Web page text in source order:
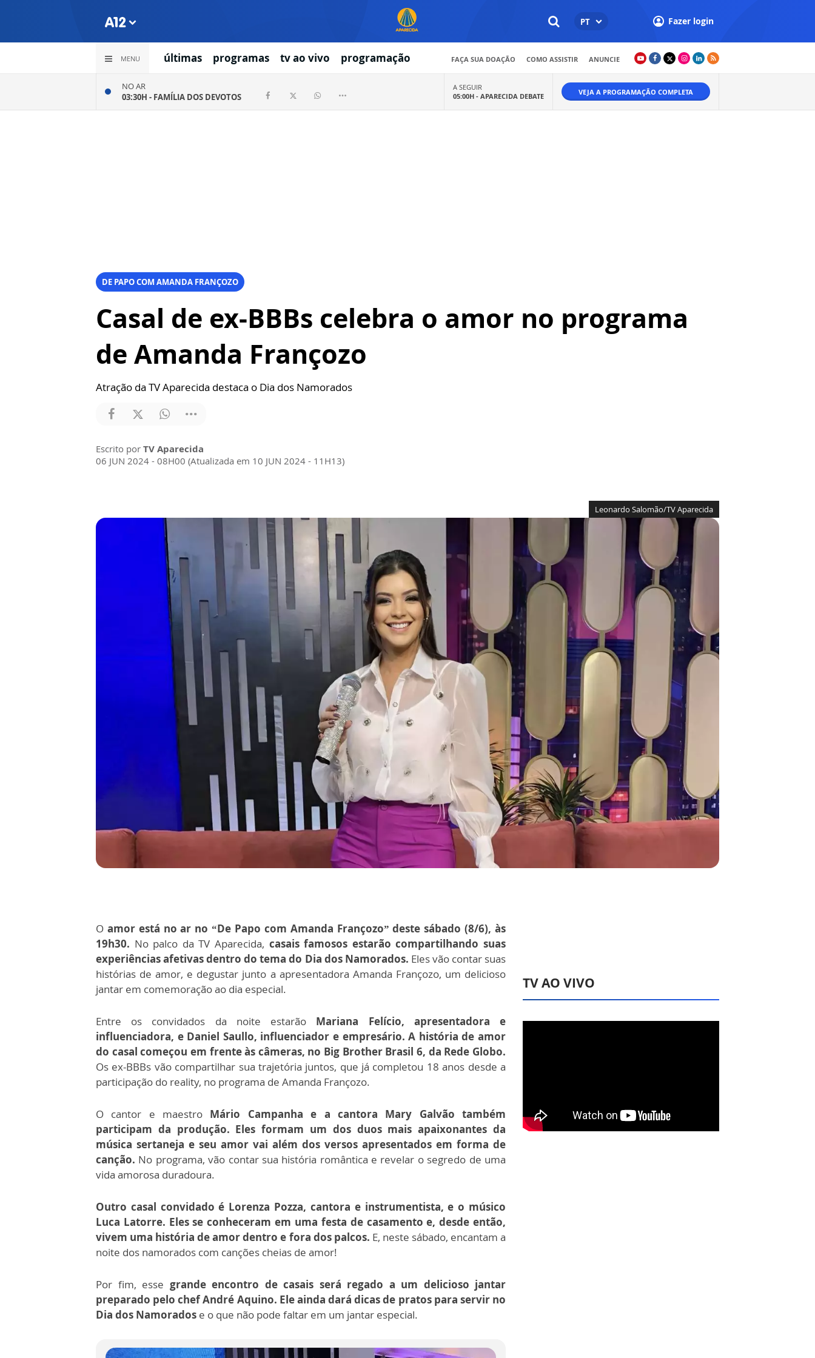
PT Fazer login
MENU últimas programas tv ao vivo programação FAÇA SUA DOAÇÃO COMO ASSISTIR ANUNCIE
NO AR
03:30H - FAMÍLIA DOS DEVOTOS
A SEGUIR
05:00H - APARECIDA DEBATE VEJA A PROGRAMAÇÃO COMPLETA
DE PAPO COM AMANDA FRANÇOZO
Casal de ex-BBBs celebra o amor no programa
de Amanda Françozo
Atração da TV Aparecida destaca o Dia dos Namorados
Escrito por TV Aparecida
06 JUN 2024 - 08H00 (Atualizada em 10 JUN 2024 - 11H13)
Leonardo Salomão/TV Aparecida
O amor está no ar no “De Papo com Amanda Françozo” deste sábado (8/6), às
19h30. No palco da TV Aparecida, casais famosos estarão compartilhando suas
experiências afetivas dentro do tema do Dia dos Namorados. Eles vão contar suas
histórias de amor, e degustar junto a apresentadora Amanda Françozo, um delicioso
jantar em comemoração ao dia especial.
Entre os convidados da noite estarão Mariana Felício, apresentadora e
influenciadora, e Daniel Saullo, influenciador e empresário. A história de amor
do casal começou em frente às câmeras, no Big Brother Brasil 6, da Rede Globo.
Os ex-BBBs vão compartilhar sua trajetória juntos, que já completou 18 anos desde a
participação do reality, no programa de Amanda Françozo.
O cantor e maestro Mário Campanha e a cantora Mary Galvão também
participam da produção. Eles formam um dos duos mais apaixonantes da
música sertaneja e seu amor vai além dos versos apresentados em forma de
canção. No programa, vão contar sua história romântica e revelar o segredo de uma
vida amorosa duradoura.
Outro casal convidado é Lorenza Pozza, cantora e instrumentista, e o músico
Luca Latorre. Eles se conheceram em uma festa de casamento e, desde então,
vivem uma história de amor dentro e fora dos palcos. E, neste sábado, encantam a
noite dos namorados com canções cheias de amor!
Por fim, esse grande encontro de casais será regado a um delicioso jantar
preparado pelo chef André Aquino. Ele ainda dará dicas de pratos para servir no
Dia dos Namorados e o que não pode faltar em um jantar especial.
TV AO VIVO